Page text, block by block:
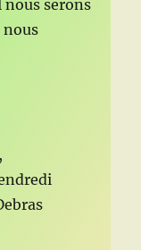
nous serons
nous